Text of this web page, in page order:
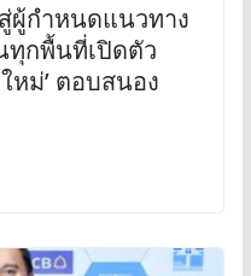
สู่ผู้กำหนดแนวทาง
ทุกพื้นที่เปิดตัว
หม่’ ตอบสนอง